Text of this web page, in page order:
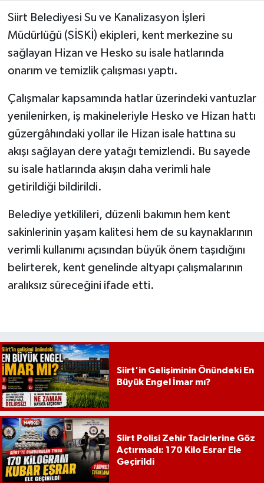
Siirt Belediyesi Su ve Kanalizasyon İşleri
Müdürlüğü (SİSKİ) ekipleri, kent merkezine su
sağlayan Hizan ve Hesko su isale hatlarında
onarım ve temizlik çalışması yaptı.
Çalışmalar kapsamında hatlar üzerindeki vantuzlar
yenilenirken, iş makineleriyle Hesko ve Hizan hattı
güzergâhındaki yollar ile Hizan isale hattına su
akışı sağlayan dere yatağı temizlendi. Bu sayede
su isale hatlarında akışın daha verimli hale
getirildiği bildirildi.
Belediye yetkilileri, düzenli bakımın hem kent
sakinlerinin yaşam kalitesi hem de su kaynaklarının
verimli kullanımı açısından büyük önem taşıdığını
belirterek, kent genelinde altyapı çalışmalarının
aralıksız süreceğini ifade etti.
Siirt'in Gelişiminin Önündeki En
Büyük Engel İmar mı?
Siirt Polisi Zehir Tacirlerine Göz
Açtırmadı: 170 Kilo Esrar Ele
Geçirildi